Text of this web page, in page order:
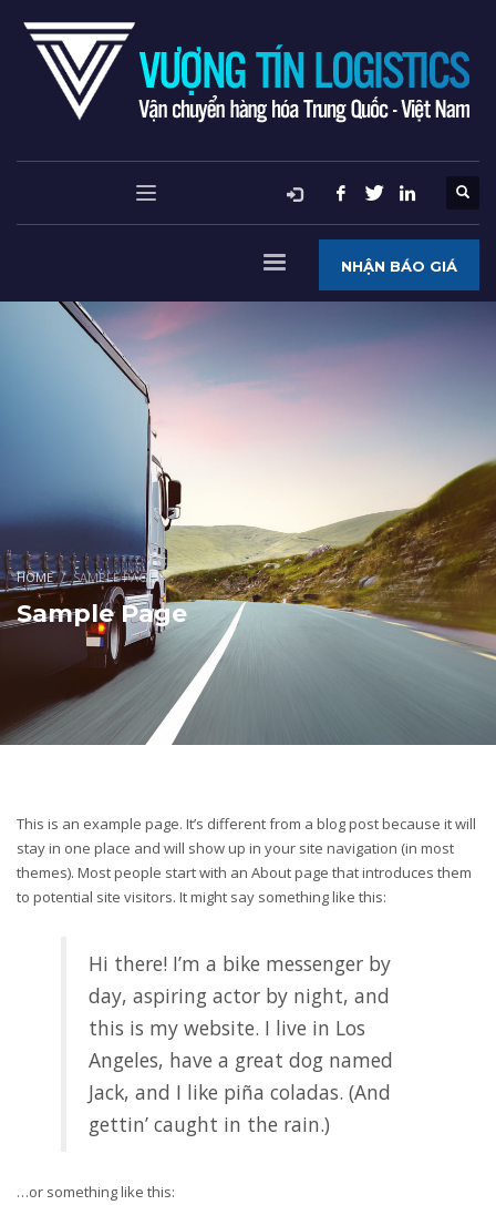
NHẬN BÁO GIÁ
HOME SAMPLE PAGE
Sample Page
This is an example page. It’s different from a blog post because it will
stay in one place and will show up in your site navigation (in most
themes). Most people start with an About page that introduces them
to potential site visitors. It might say something like this:
Hi there! I’m a bike messenger by
day, aspiring actor by night, and
this is my website. I live in Los
Angeles, have a great dog named
Jack, and I like piña coladas. (And
gettin’ caught in the rain.)
…or something like this: